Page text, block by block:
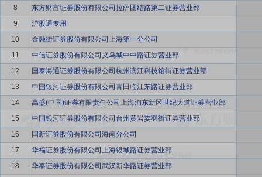
8
东方财富证券股份有限公司拉萨团结路第二证券营业部
9
沪股通专用
10
金融街证券股份有限公司上海第一分公司
11
中信证券股份有限公司义乌城中中路证券营业部
12
国泰海通证券股份有限公司杭州滨江科技馆街证券营业部
13
中国银河证券股份有限公司青田临江东路证券营业部
14
高盛(中国)证券有限责任公司上海浦东新区世纪大道证券营业部
15
中国银河证券股份有限公司台州黄岩委羽街证券营业部
16
国新证券股份有限公司海南分公司
17
华福证券股份有限公司上海银城路证券营业部
18
华泰证券股份有限公司武汉新华路证券营业部